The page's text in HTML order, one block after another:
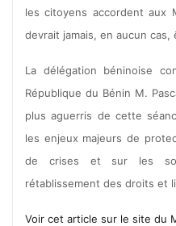
les citoyens accordent aux
devrait jamais, en aucun
La délégation béninoise
République du Bénin M.
plus aguerris de cette
les enjeux majeurs de
de crises et sur les
rétablissement des droits et
Voir cet article sur le site du